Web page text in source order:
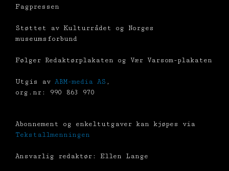
Fagpressen
Støttet av Kulturrådet og Norges
museumsforbund
Følger Redaktørplakaten og Vær Varsom-plakaten
Utgis av ABM-media AS ,
org.nr: 990 863 970
Abonnement og enkeltutgaver kan kjøpes via
Tekstallmenningen
Ansvarlig redaktør: Ellen Lange